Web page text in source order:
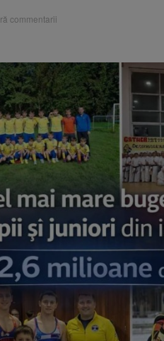
Înalta Curte analizează
Strategia națională pentru
commentarii